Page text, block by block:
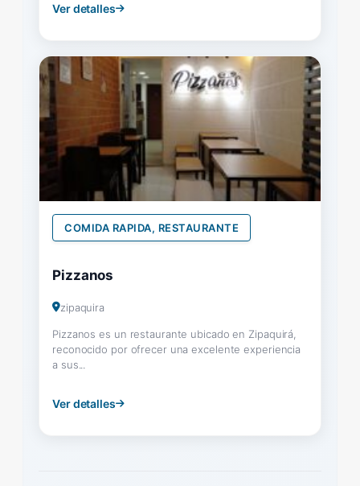
Ver detalles
COMIDA RAPIDA, RESTAURANTE
Pizzanos
zipaquira
Pizzanos es un restaurante ubicado en Zipaquirá,
reconocido por ofrecer una excelente experiencia
a sus...
Ver detalles